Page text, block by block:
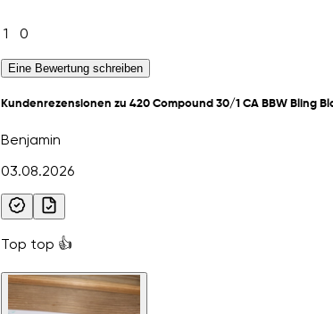
1 0
Eine Bewertung schreiben
Kundenrezensionen zu 420 Compound 30/1 CA BBW Bling
Benjamin
03.08.2026
Top top 👍